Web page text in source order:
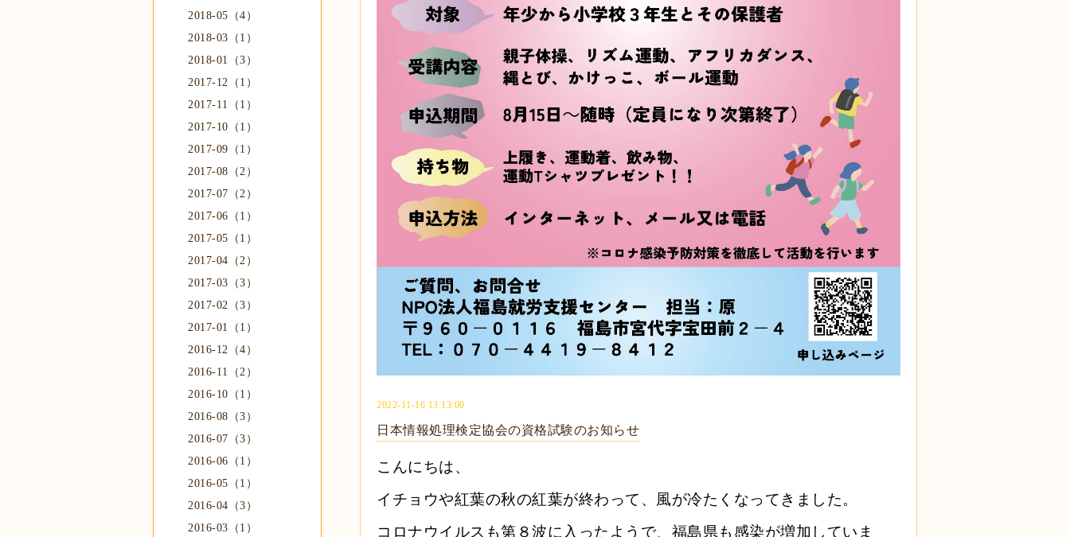
2022-11-16 13:13:00
日本情報処理検定協会の資格試験のお知らせ
こんにちは、
イチョウや紅葉の秋の紅葉が終わって、風が冷たくなってきました。
コロナウイルスも第８波に入ったようで、福島県も感染が増加していま
2018-05（4）
2018-03（1）
2018-01（3）
2017-12（1）
2017-11（1）
2017-10（1）
2017-09（1）
2017-08（2）
2017-07（2）
2017-06（1）
2017-05（1）
2017-04（2）
2017-03（3）
2017-02（3）
2017-01（1）
2016-12（4）
2016-11（2）
2016-10（1）
2016-08（3）
2016-07（3）
2016-06（1）
2016-05（1）
2016-04（3）
2016-03（1）